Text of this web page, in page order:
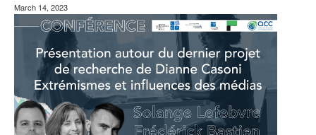
March 14, 2023